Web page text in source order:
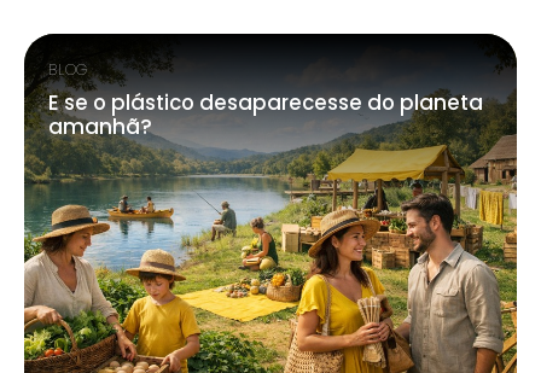
BLOG
E se o plástico desaparecesse do planeta
amanhã?